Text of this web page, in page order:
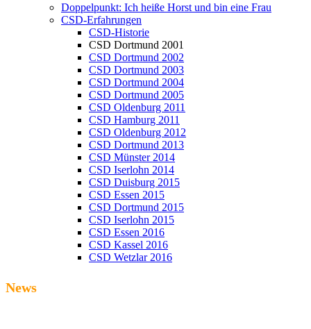
Doppelpunkt: Ich heiße Horst und bin eine Frau
CSD-Erfahrungen
CSD-Historie
CSD Dortmund 2001
CSD Dortmund 2002
CSD Dortmund 2003
CSD Dortmund 2004
CSD Dortmund 2005
CSD Oldenburg 2011
CSD Hamburg 2011
CSD Oldenburg 2012
CSD Dortmund 2013
CSD Münster 2014
CSD Iserlohn 2014
CSD Duisburg 2015
CSD Essen 2015
CSD Dortmund 2015
CSD Iserlohn 2015
CSD Essen 2016
CSD Kassel 2016
CSD Wetzlar 2016
News